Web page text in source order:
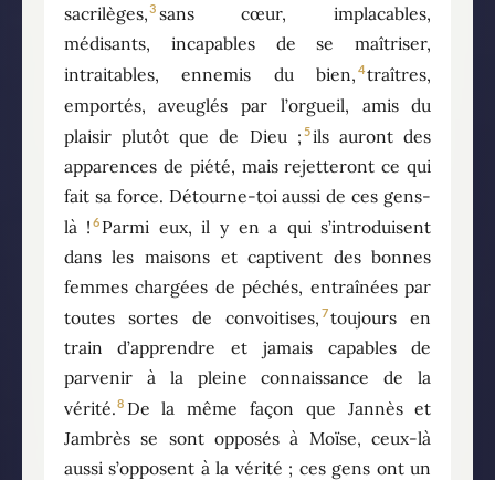
sacrilèges,3 sans cœur, implacables,
médisants, incapables de se maîtriser,
intraitables, ennemis du bien, 4traîtres,
emportés, aveuglés par l’orgueil, amis du
plaisir plutôt que de Dieu ; 5ils auront des
apparences de piété, mais rejetteront ce qui
fait sa force. Détourne-toi aussi de ces gens-
là ! 6 Parmi eux, il y en a qui s’introduisent
dans les maisons et captivent des bonnes
femmes chargées de péchés, entraînées par
toutes sortes de convoitises, 7toujours en
train d’apprendre et jamais capables de
parvenir à la pleine connaissance de la
vérité.8 De la même façon que Jannès et
Jambrès se sont opposés à Moïse, ceux-là
aussi s’opposent à la vérité ; ces gens ont un